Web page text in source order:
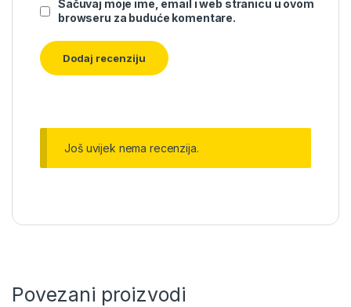
Sačuvaj moje ime, email i web stranicu u ovom
browseru za buduće komentare.
Još uvijek nema recenzija.
Povezani proizvodi